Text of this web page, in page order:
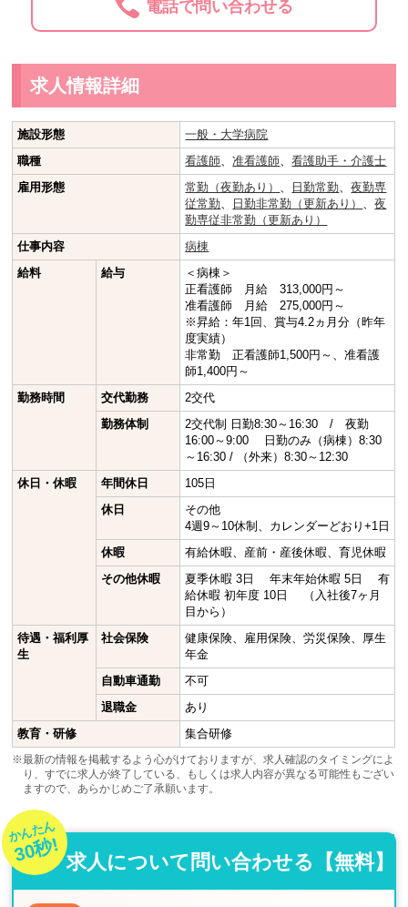
電話で問い合わせる
求人情報詳細
施設形態
一般・大学病院
職種
看護師 、准看護師 、看護助手・介護士
雇用形態
常勤（夜勤あり） 日勤常勤 、夜勤専
従常勤
日勤非常勤（更新あり） 、夜
勤専従非常勤（更新あり）
仕事内容
病棟
給料
給与
＜病棟＞
正看護師 月給 313,000円～
准看護師 月給 275,000円～
※昇給：年1回、賞与4.2ヵ月分（昨年
度実績）
非常勤 正看護師1,500円～、准看護
師1,400円～
勤務時間
交代勤務
2交代
勤務体制
2交代制 日勤8:30～16:30 / 夜勤
16:00～9:00 日勤のみ（病棟）8:30
～16:30 / （外来）8:30～12:30
休日・休暇
年間休日
105日
休日
その他
4週9～10休制、カレンダーどおり+1日
休暇
有給休暇、産前・産後休暇、育児休暇
その他休暇
夏季休暇 3日 年末年始休暇 5日 有
給休暇 初年度 10日 （入社後7ヶ月
目から）
待遇・福利厚
生
社会保険
健康保険、雇用保険、労災保険、厚生
年金
自動車通勤
不可
退職金
あり
教育・研修
集合研修
※最新の情報を掲載するよう心がけておりますが、求人確認のタイミングによ
り、すでに求人が終了している、もしくは求人内容が異なる可能性もござい
ますので、あらかじめご了承願います。
かんたん
30秒! 求人について問い合わせる【無料】